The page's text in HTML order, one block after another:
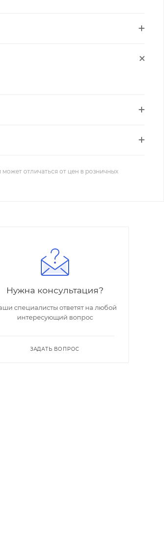
отличаться от цен в розничных
Нужна консультация?
специалисты ответят на любой
интересующий вопрос
ЗАДАТЬ ВОПРОС